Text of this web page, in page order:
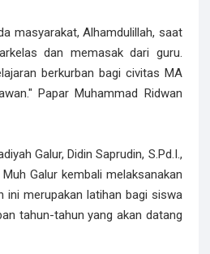
masyarakat, Alhamdulillah, saat
dan memasak dari guru.
berkurban bagi civitas MA
Papar Muhammad Ridwan
Galur, Didin Saprudin, S.Pd.I.,
Galur kembali melaksanakan
ini merupakan latihan bagi siswa
tahun-tahun yang akan datang